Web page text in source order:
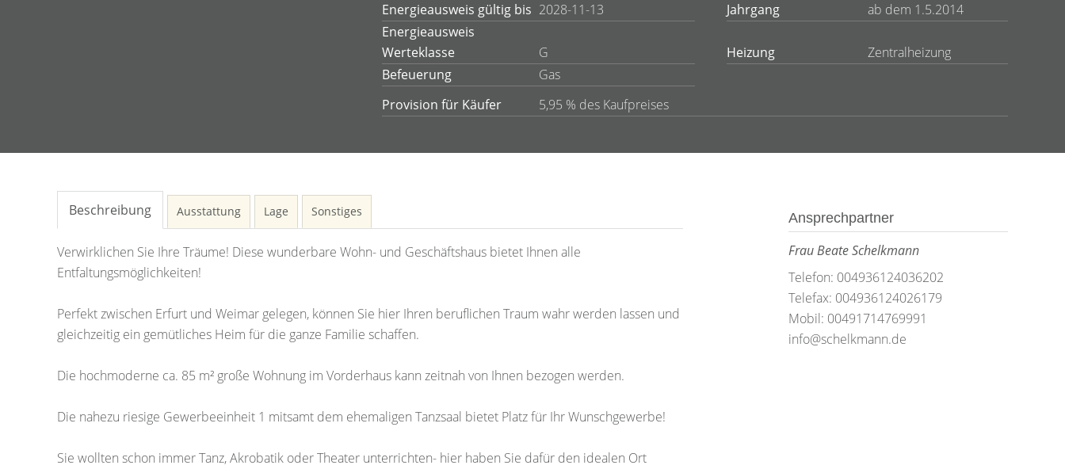
Energieausweis gültig bis 2028-11-13
Jahrgang
ab dem 1.5.2014
Energieausweis
Werteklasse
G Heizung
Zentralheizung
Befeuerung
Gas
Provision für Käufer
5,95 % des Kaufpreises
Beschreibung Ausstattung Lage Sonstiges
Verwirklichen Sie Ihre Träume! Diese wunderbare Wohn- und Geschäftshaus bietet Ihnen alle
Entfaltungsmöglichkeiten!
Perfekt zwischen Erfurt und Weimar gelegen, können Sie hier Ihren beruflichen Traum wahr werden lassen und
gleichzeitig ein gemütliches Heim für die ganze Familie schaffen.
Die hochmoderne ca. 85 m² große Wohnung im Vorderhaus kann zeitnah von Ihnen bezogen werden.
Die nahezu riesige Gewerbeeinheit 1 mitsamt dem ehemaligen Tanzsaal bietet Platz für Ihr Wunschgewerbe!
Sie wollten schon immer Tanz, Akrobatik oder Theater unterrichten- hier haben Sie dafür den idealen Ort
Ansprechpartner
Frau Beate Schelkmann
Telefon: 004936124036202
Telefax: 004936124026179
Mobil: 00491714769991
info@schelkmann.de